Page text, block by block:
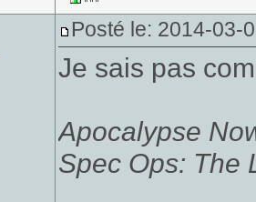
Posté le: 2014-03-
Je sais pas
Apocalypse
Spec Ops: The